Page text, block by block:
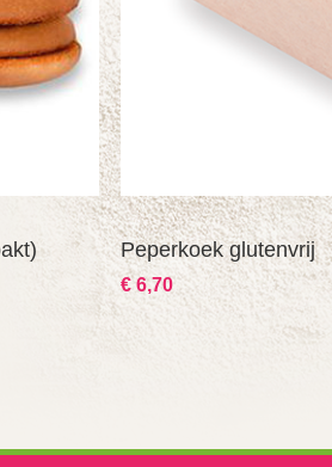
Peperkoek glutenvrij
€ 6,70